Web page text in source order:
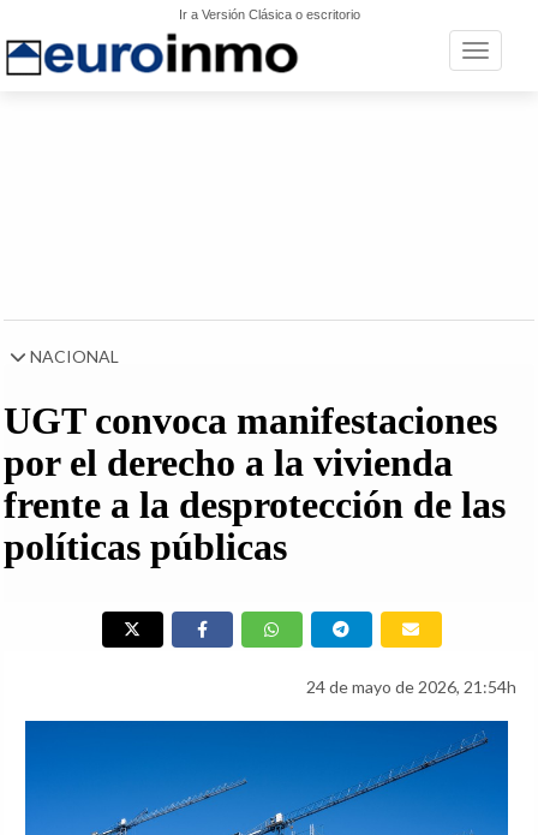
Ir a Versión Clásica o escritorio
Toggle
NACIONAL
UGT convoca manifestaciones
por el derecho a la vivienda
frente a la desprotección de las
políticas públicas
24 de mayo de 2026, 21:54h